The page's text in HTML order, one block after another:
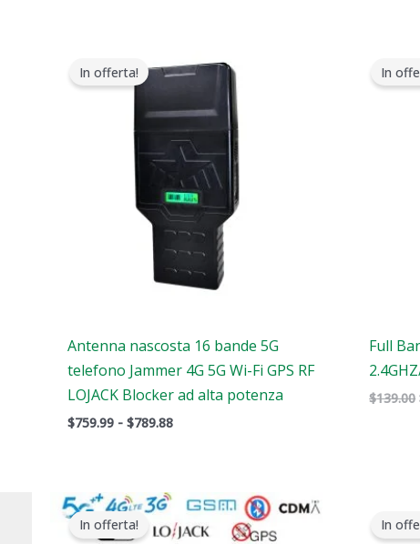
In offerta!
Antenna nascosta 16 bande 5G
telefono Jammer 4G 5G Wi-Fi GPS RF
LOJACK Blocker ad alta potenza
$759.99 - $789.88
di
prezzi:
$759.99
$789.88
In
Full
$139.00
In offerta!
Il
prezzo
originale
Il
prezzo
attuale
In